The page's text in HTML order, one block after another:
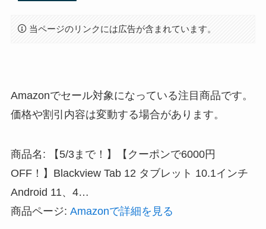
当ページのリンクには広告が含まれています。
Amazonでセール対象になっている注目商品です。
価格や割引内容は変動する場合があります。
商品名: 【5/3まで！】【クーポンで6000円
OFF！】Blackview Tab 12 タブレット 10.1インチ
Android 11、4…
商品ページ: Amazonで詳細を見る